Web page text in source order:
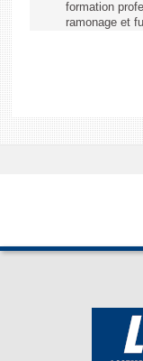
formation
ramonage et